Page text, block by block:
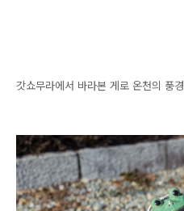
갓쇼무라에서 바라본 게로 온천의 풍경